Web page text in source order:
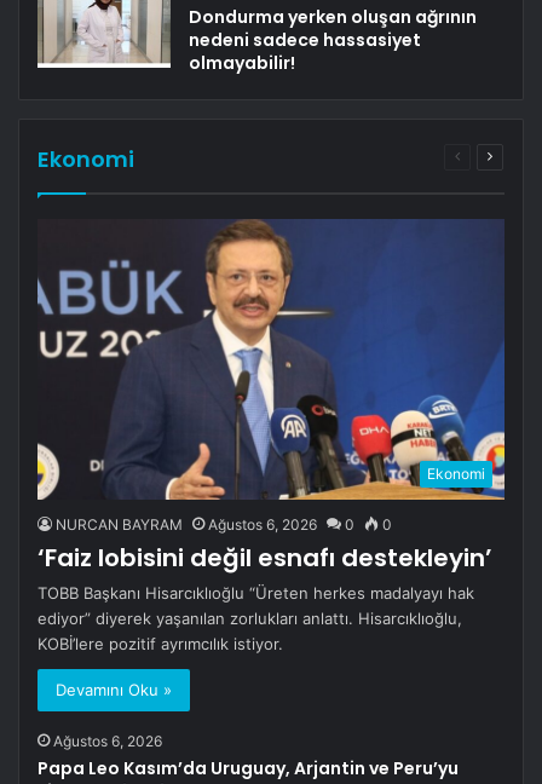
Dondurma yerken oluşan ağrının
nedeni sadece hassasiyet
olmayabilir!
Ekonomi
ÖncekiSonraki
Ekonomi
NURCAN BAYRAM Ağustos 6, 2026 0 0
‘Faiz lobisini değil esnafı destekleyin’
TOBB Başkanı Hisarcıklıoğlu “Üreten herkes madalyayı hak
ediyor” diyerek yaşanılan zorlukları anlattı. Hisarcıklıoğlu,
KOBİ’lere pozitif ayrımcılık istiyor.
Devamını Oku »
Ağustos 6, 2026
Papa Leo Kasım’da Uruguay, Arjantin ve Peru’yu